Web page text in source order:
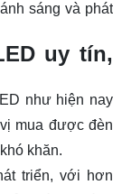
sáng và phát
uy tín,
như hiện nay
mua được đèn
khăn.
triển, với hơn